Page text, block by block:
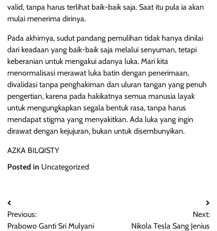
valid, tanpa harus terlihat baik-baik saja. Saat itu pula ia akan
mulai menerima dirinya.
Pada akhirnya, sudut pandang pemulihan tidak hanya dinilai
dari keadaan yang baik-baik saja melalui senyuman, tetapi
keberanian untuk mengakui adanya luka. Mari kita
menormalisasi merawat luka batin dengan penerimaan,
divalidasi tanpa penghakiman dan uluran tangan yang penuh
pengertian, karena pada hakikatnya semua manusia layak
untuk mengungkapkan segala bentuk rasa, tanpa harus
mendapat stigma yang menyakitkan. Ada luka yang ingin
dirawat dengan kejujuran, bukan untuk disembunyikan.
AZKA BILQISTY
Posted in Uncategorized
Post
navigation
Previous:
Prabowo Ganti Sri Mulyani
Next:
Nikola Tesla Sang Jenius